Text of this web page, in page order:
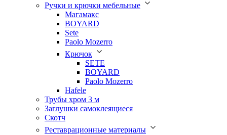
Ручки и крючки мебельные
Магамакс
BOYARD
Sete
Paolo Mozerro
Крючок
SETE
BOYARD
Paolo Mozerro
Hafele
Трубы хром 3 м
Заглушки самоклеящиеся
Скотч
Реставрационные материалы